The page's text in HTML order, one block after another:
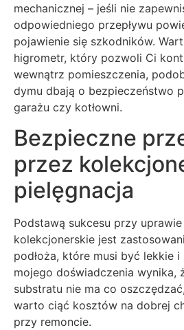
mechanicznej – jeśli nie
odpowiedniego przepływu
pojawienie się szkodników.
higrometr, który pozwoli Ci
wewnątrz pomieszczenia,
dymu dbają o bezpieczeństwo
garażu czy kotłowni.
Bezpieczne
przez
pielęgnacja
Podstawą sukcesu przy
kolekcjonerskie jest
podłoża, które musi być lekkie
mojego doświadczenia wynika,
substratu nie ma co
warto ciąć kosztów na dobrej
przy remoncie.